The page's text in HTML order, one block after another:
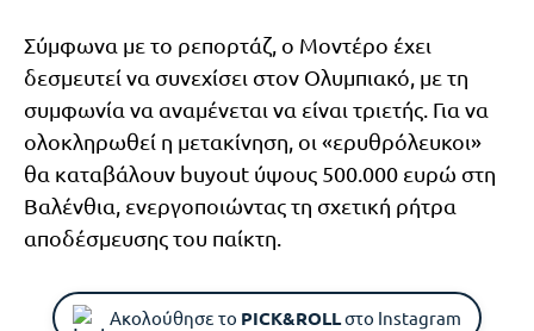
Σύμφωνα με το ρεπορτάζ, ο Μοντέρο έχει
δεσμευτεί να συνεχίσει στον Ολυμπιακό, με τη
συμφωνία να αναμένεται να είναι τριετής. Για να
ολοκληρωθεί η μετακίνηση, οι «ερυθρόλευκοι»
θα καταβάλουν buyout ύψους 500.000 ευρώ στη
Βαλένθια, ενεργοποιώντας τη σχετική ρήτρα
αποδέσμευσης του παίκτη.
Ακολούθησε το PICK&ROLLστο Instagram